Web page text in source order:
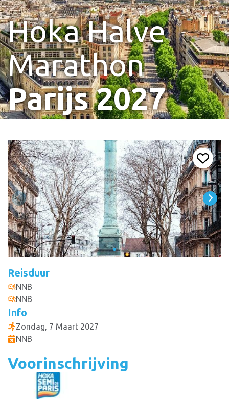
Hoka Halve
Marathon
Parijs 2027
Reisduur
NNB
NNB
Info
Zondag, 7 Maart 2027
NNB
Voorinschrijving